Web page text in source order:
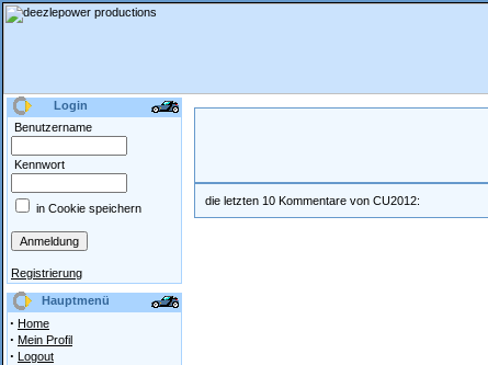
Login
Benutzername
Kennwort
in Cookie speichern
Registrierung
Hauptmenü
· Home
· Mein Profil
· Logout
die letzten 10 Kommentare von CU2012: